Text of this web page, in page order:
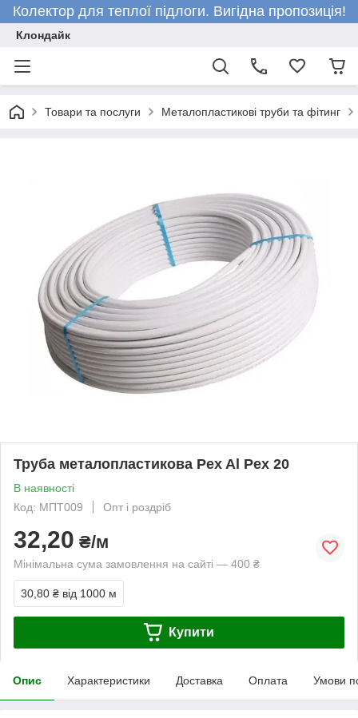
Колектор для теплої підлоги. Вигідна пропозиція!
Клондайк
Товари та послуги Металопластикові труби та фітинг
Труба металопластикова Pex Al Pex 20
В наявності
Код: МПТ009
Опт і роздріб
32,20 ₴/м
Мінімальна сума замовлення на сайті — 400 ₴
30,80 ₴ від 1000 м
Купити
Опис Характеристики Доставка Оплата Умови